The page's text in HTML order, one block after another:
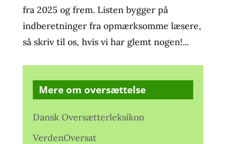
fra 2025 og frem. Listen bygger på
indberetninger fra opmærksomme læsere,
så skriv til os, hvis vi har glemt nogen!...
Mere om oversættelse
Dansk Oversætterleksikon
VerdenOversat